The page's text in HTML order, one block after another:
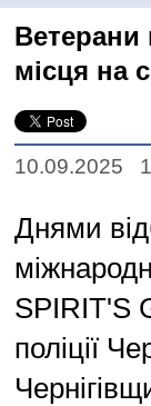
Ветерани
місця на
10.09.2025
Днями
SPIRIT'S
поліції